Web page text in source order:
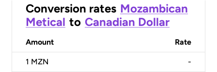
Conversion rates Mozambican
Metical to Canadian Dollar
Amount Rate
1 MZN -